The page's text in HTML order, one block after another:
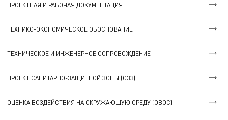
ПРОЕКТНАЯ И РАБОЧАЯ ДОКУМЕНТАЦИЯ
ТЕХНИКО-ЭКОНОМИЧЕСКОЕ ОБОСНОВАНИЕ
ТЕХНИЧЕСКОЕ И ИНЖЕНЕРНОЕ СОПРОВОЖДЕНИЕ
ПРОЕКТ САНИТАРНО-ЗАЩИТНОЙ ЗОНЫ (СЗЗ)
ОЦЕНКА ВОЗДЕЙСТВИЯ НА ОКРУЖАЮЩУЮ СРЕДУ (ОВОС)